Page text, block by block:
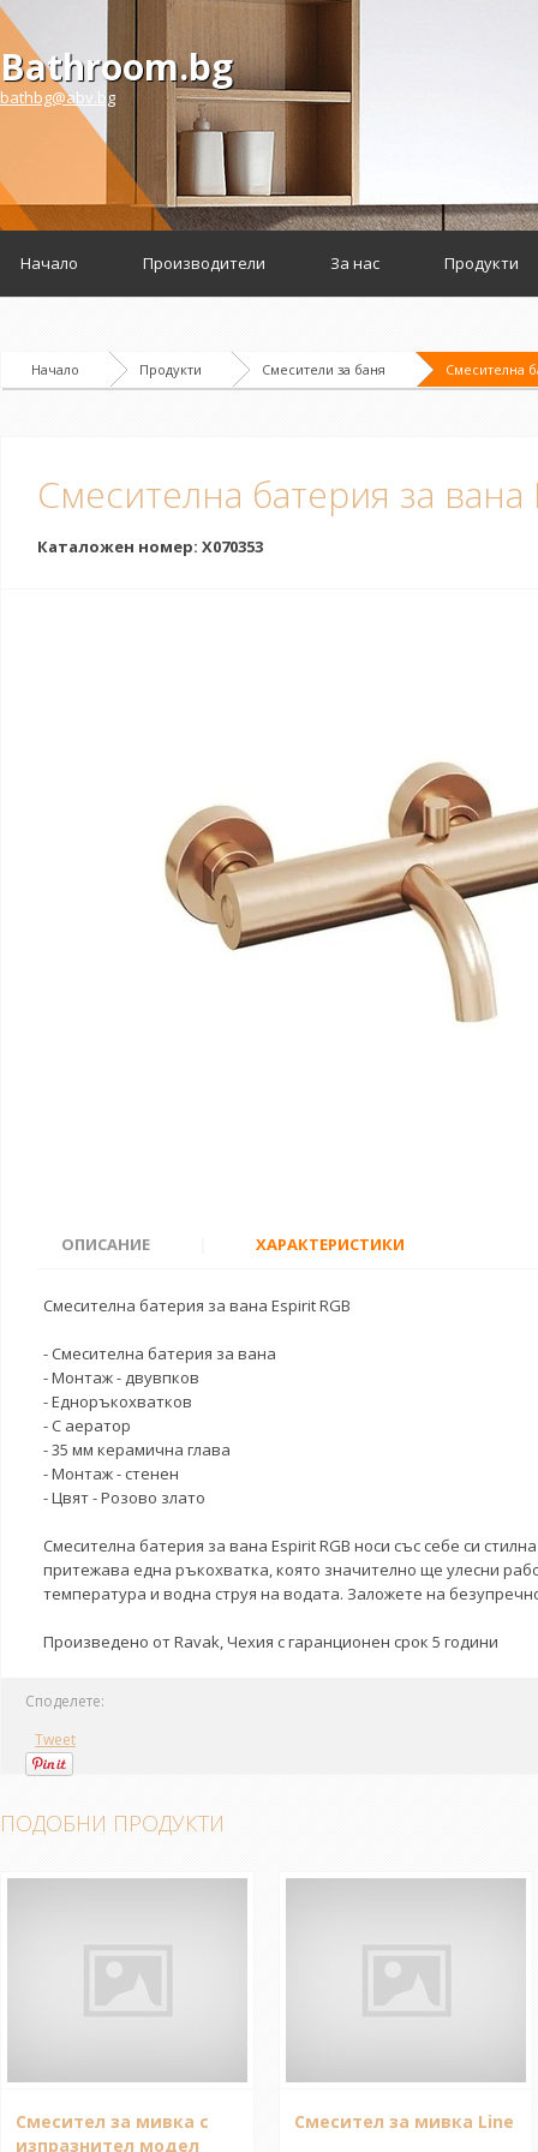
Bathroom.bg
bathbg@abv.bg
Начало Производители За нас Продукти
Начало Продукти Смесители за баня Смесителна
Смесителна батерия за вана
Каталожен номер: X070353
ОПИСАНИЕ ХАРАКТЕРИСТИКИ
Смесителна батерия за вана Espirit RGB
- Смесителна батерия за вана
- Монтаж - двувпков
- Едноръкохватков
- С аератор
- 35 мм керамична глава
- Монтаж - стенен
- Цвят - Розово злато
Смесителна батерия за вана Espirit RGB носи със себе си
притежава една ръкохватка, която значително ще улесни
температура и водна струя на водата. Заложете на
Произведено от Ravak, Чехия с гаранционен срок 5 години
Споделете:
Tweet
ПОДОБНИ ПРОДУКТИ
Смесител за мивка с
изпразнител модел
Смесител за мивка Line